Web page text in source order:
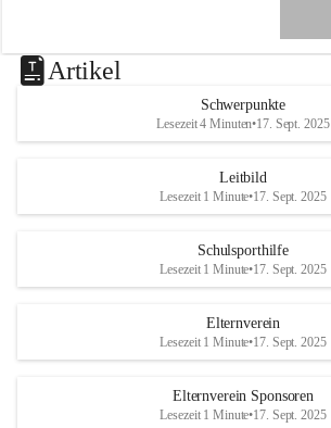
u
a
e
x
Artikel
Schwerpunkte
Lesezeit 4 Minuten•17. Sept. 2025
Leitbild
Lesezeit 1 Minute•17. Sept. 2025
Schulsporthilfe
Lesezeit 1 Minute•17. Sept. 2025
Elternverein
Lesezeit 1 Minute•17. Sept. 2025
Elternverein Sponsoren
Lesezeit 1 Minute•17. Sept. 2025